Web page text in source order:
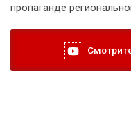
пропаганде